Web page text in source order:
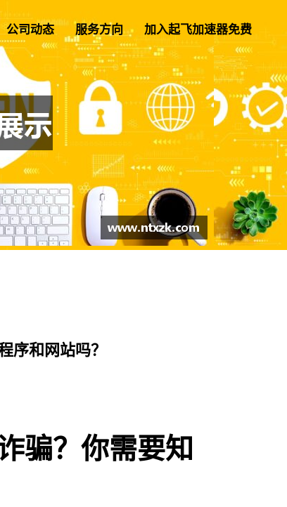
公司动态 服务方向 加入起飞加速器免费
序和网站吗？
骗？你需要知